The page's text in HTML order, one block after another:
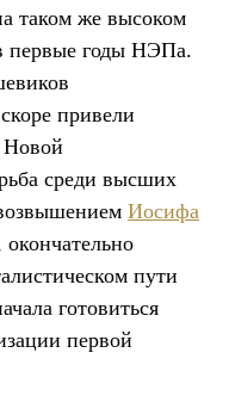
таком же высоком
первые годы НЭПа.
привели
Новой
среди высших
Иосифа
пути
готовиться
первой